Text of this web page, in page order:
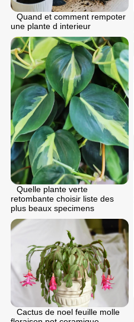
Quand et comment rempoter
une plante d interieur
Quelle plante verte
retombante choisir liste des
plus beaux specimens
Cactus de noel feuille molle